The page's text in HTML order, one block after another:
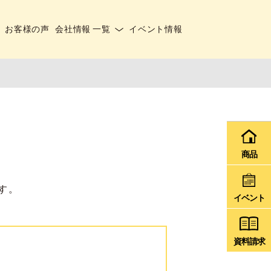
お客様の声 会社情報 一覧 イベント情報
。
商品
イベント
資料請求